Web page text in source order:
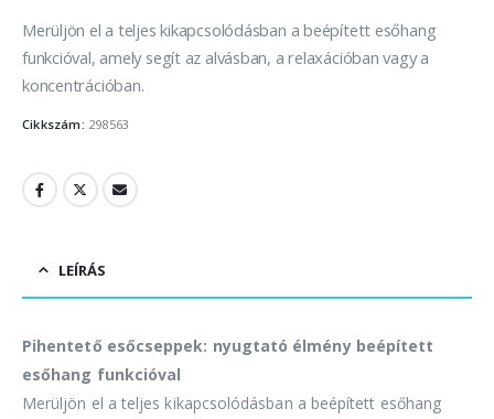
Merüljön el a teljes kikapcsolódásban a beépített esőhang
funkcióval, amely segít az alvásban, a relaxációban vagy a
koncentrációban.
Cikkszám: 298563
LEÍRÁS
Pihentető esőcseppek: nyugtató élmény beépített
esőhang funkcióval
Merüljön el a teljes kikapcsolódásban a beépített esőhang